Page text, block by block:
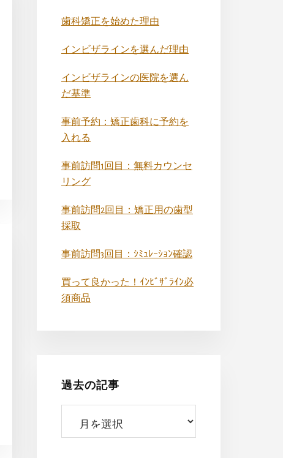
歯科矯正を始めた理由
インビザラインを選んだ理由
インビザラインの医院を選ん
だ基準
事前予約：矯正歯科に予約を
入れる
事前訪問1回目：無料カウンセ
リング
事前訪問2回目：矯正用の歯型
採取
事前訪問3回目：ｼﾐｭﾚｰｼｮﾝ確認
買って良かった！ｲﾝﾋﾞｻﾞﾗｲﾝ必
須商品
過去の記事